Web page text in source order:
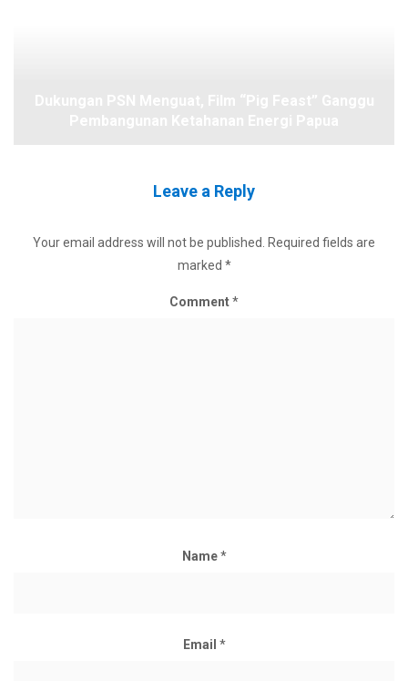
Leave a Reply
Your email address will not be published.
Required fields are
marked *
Comment*
Name*
Email *